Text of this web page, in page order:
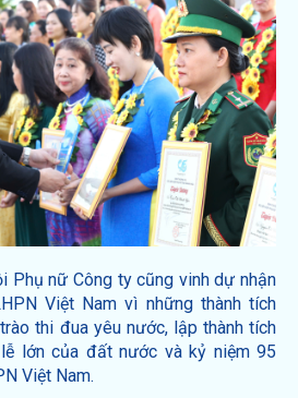
Phụ nữ Công ty cũng vinh dự nhận
Việt Nam vì những thành tích
thi đua yêu nước, lập thành tích
lớn của đất nước và kỷ niệm 95
Việt Nam.